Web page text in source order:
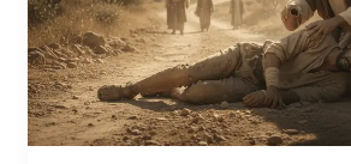
—
Lucas
10:30-
37:
Um